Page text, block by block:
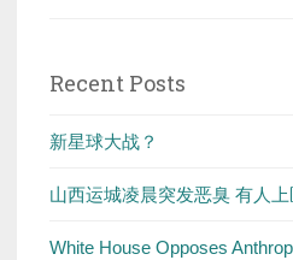
Recent Posts
新星球大战？
山西运城凌晨突发恶臭 有人
White House Opposes